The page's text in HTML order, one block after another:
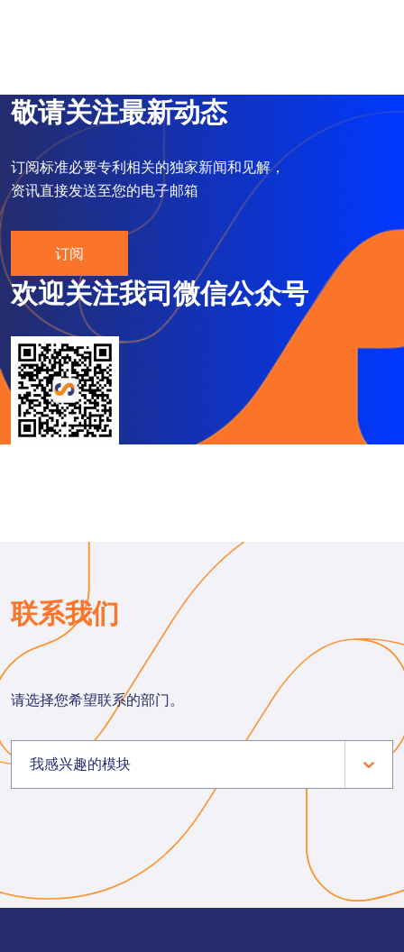
敬请关注最新动态
订阅标准必要专利相关的独家新闻和见解，
资讯直接发送至您的电子邮箱
订阅
欢迎关注我司微信公众号
联系我们
请选择您希望联系的部门。
我感兴趣的模块